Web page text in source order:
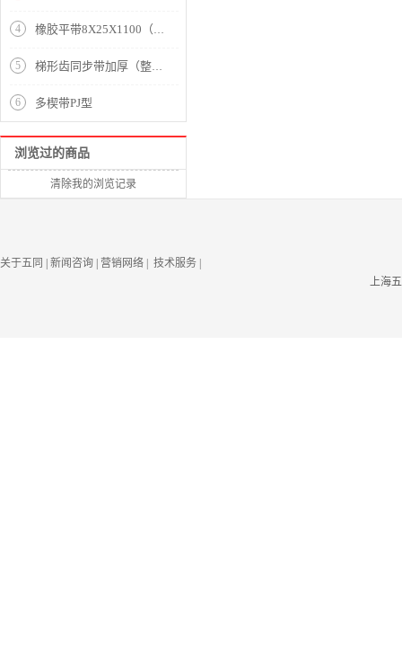
4 橡胶平带8X25X1100（整模起订）
5 梯形齿同步带加厚（整模起订）
6 多楔带PJ型
浏览过的商品
清除我的浏览记录
关于五同 新闻咨询 营销网络 | 技术服务
上海